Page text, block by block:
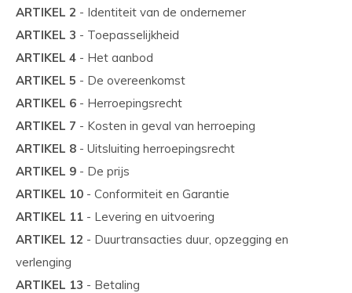
ARTIKEL 2 - Identiteit van de ondernemer
ARTIKEL 3 - Toepasselijkheid
ARTIKEL 4 - Het aanbod
ARTIKEL 5 - De overeenkomst
ARTIKEL 6 - Herroepingsrecht
ARTIKEL 7 - Kosten in geval van herroeping
ARTIKEL 8 - Uitsluiting herroepingsrecht
ARTIKEL 9 - De prijs
ARTIKEL 10 - Conformiteit en Garantie
ARTIKEL 11 - Levering en uitvoering
ARTIKEL 12 - Duurtransacties duur, opzegging en
verlenging
ARTIKEL 13 - Betaling